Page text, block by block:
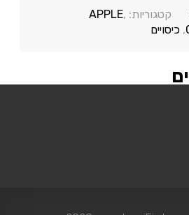
קטגוריות: APPLE,
,כיסויים